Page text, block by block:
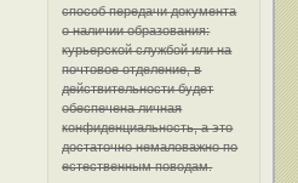
способ передачи документа
о наличии образования:
курьерской службой или на
почтовое отделение, в
действительности будет
обеспечена личная
конфиденциальность, а это
достаточно немаловажно по
естественным поводам.